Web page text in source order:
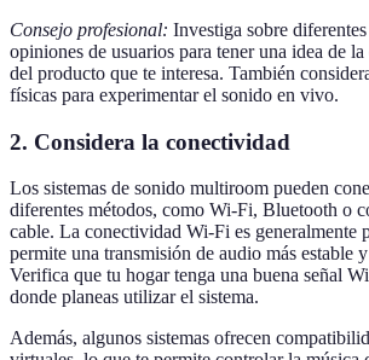
Consejo profesional: Investiga sobre
opiniones de usuarios para tener una idea de
del producto que te interesa. También
físicas para experimentar el sonido en vivo.
2. Considera la conectividad
Los sistemas de sonido multiroom pueden
diferentes métodos, como Wi-Fi, Bluetooth o
cable. La conectividad Wi-Fi es generalmente
permite una transmisión de audio más estable
Verifica que tu hogar tenga una buena señal
donde planeas utilizar el sistema.
Además, algunos sistemas ofrecen